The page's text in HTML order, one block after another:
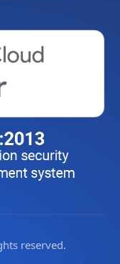
reserved.